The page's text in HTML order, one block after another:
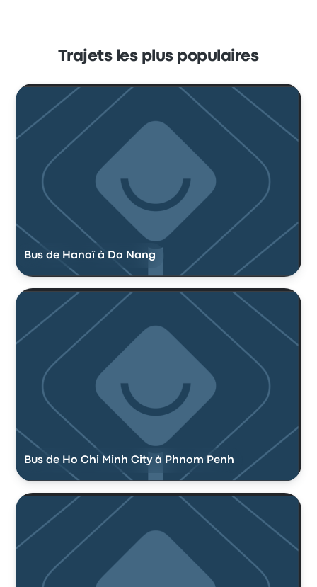
Trajets les plus populaires
Bus de Hanoï à Da Nang
Bus de Ho Chi Minh City à Phnom Penh